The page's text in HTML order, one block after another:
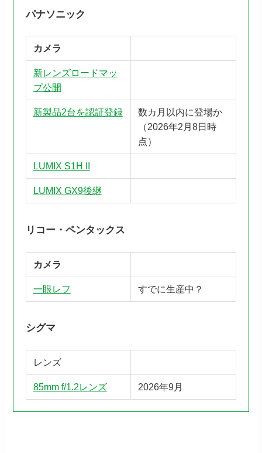
パナソニック
カメラ
新レンズロードマッ
プ公開
新製品2台を認証登録
数カ月以内に登場か
（2026年2月8日時
点）
LUMIX S1H II
LUMIX GX9後継
リコー・ペンタックス
カメラ
一眼レフ すでに生産中？
シグマ
レンズ
85mm f/1.2レンズ 2026年9月